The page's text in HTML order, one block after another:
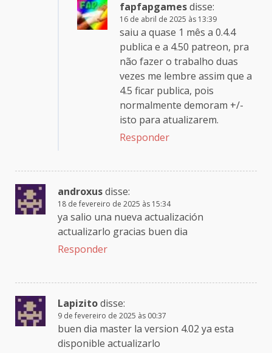
fapfapgamesdisse:
16 de abril de 2025 às 13:39
saiu a quase 1 mês a 0.4.4
publica e a 4.50 patreon, pra
não fazer o trabalho duas
vezes me lembre assim que a
4.5 ficar publica, pois
normalmente demoram +/-
isto para atualizarem.
Responder
androxusdisse:
18 de fevereiro de 2025 às 15:34
ya salio una nueva actualización
actualizarlo gracias buen dia
Responder
Lapizitodisse:
9 de fevereiro de 2025 às 00:37
buen dia master la version 4.02 ya esta
disponible actualizarlo